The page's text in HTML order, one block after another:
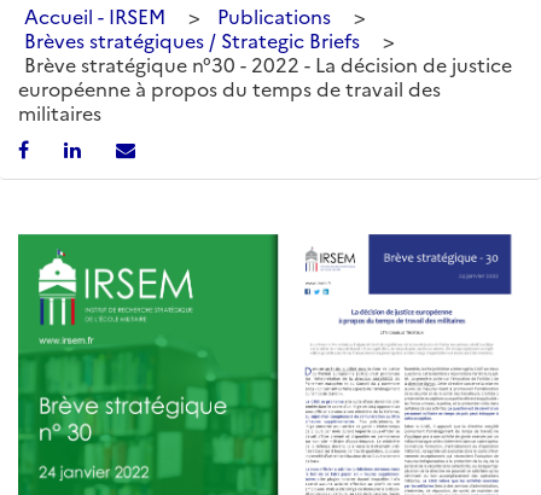
Accueil - IRSEM > Publications
>
Brèves stratégiques / Strategic Briefs
>
Brève stratégique n°30 - 2022 - La décision de justice
européenne à propos du temps de travail des
militaires